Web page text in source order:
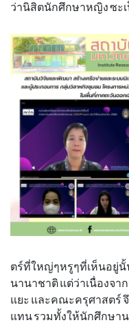
ว่านิสิตนักศึกษาหญิง ซะ
ตร์ที่ใหญ่ๆหรูๆที่เห็นอยู่นั้
นานาชาติ แต่ว่าเนื่องจ
แยะ และคณะครุศาสตร์
แทน รวมทั้งให้นักศึกษาน